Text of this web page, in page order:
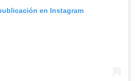
en Instagram